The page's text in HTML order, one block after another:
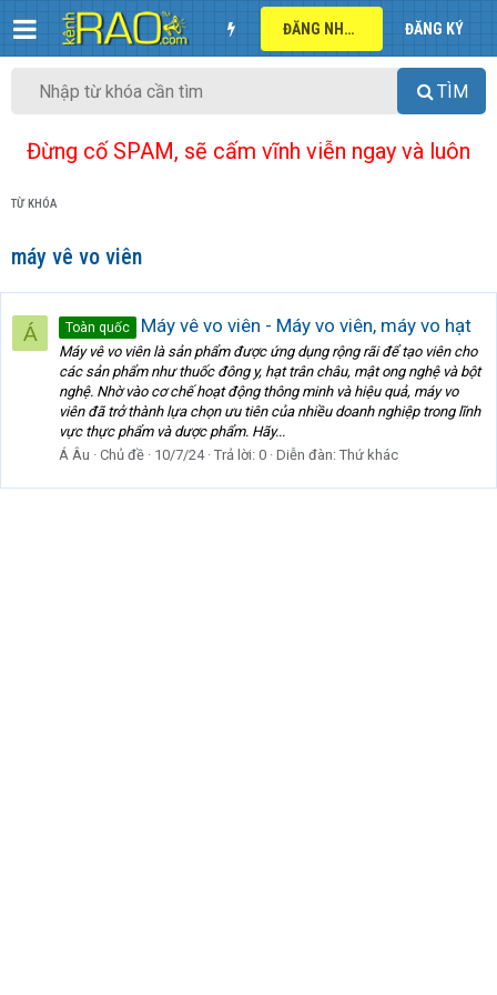
ĐĂNG NHẬP ĐĂNG KÝ
TÌM
Đừng cố SPAM, sẽ cấm vĩnh viễn ngay và luôn
TỪ KHÓA
máy vê vo viên
Á Toàn quốc Máy vê vo viên - Máy vo viên, máy vo hạt
Máy vê vo viên là sản phẩm được ứng dụng rộng rãi để tạo viên cho
các sản phẩm như thuốc đông y, hạt trân châu, mật ong nghệ và bột
nghệ. Nhờ vào cơ chế hoạt động thông minh và hiệu quả, máy vo
viên đã trở thành lựa chọn ưu tiên của nhiều doanh nghiệp trong lĩnh
vực thực phẩm và dược phẩm. Hãy...
Á Âu
Chủ đề 10/7/24 Trả lời: 0 Diễn đàn: Thứ khác